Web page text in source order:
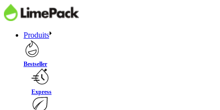
Produits
Bestseller
Express